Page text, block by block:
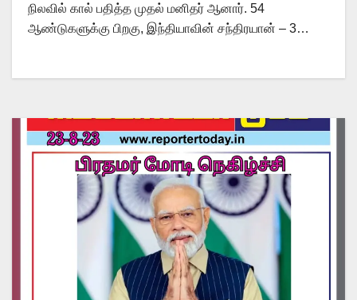
நிலவில் கால் பதித்த முதல் மனிதர் ஆனார். 54
ஆண்டுகளுக்கு பிறகு, இந்தியாவின் சந்திரயான் – 3…